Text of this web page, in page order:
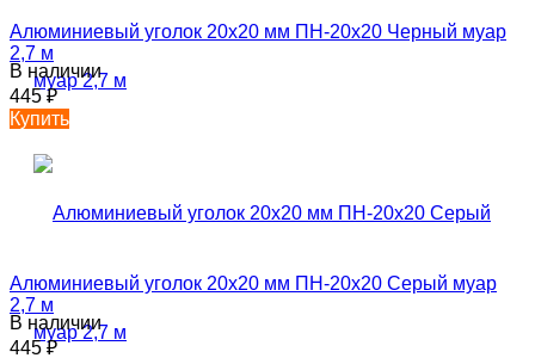
Алюминиевый уголок 20х20 мм ПН-20х20 Черный муар
2,7 м
В наличии
445₽
Купить
Алюминиевый уголок 20х20 мм ПН-20х20 Серый муар
2,7 м
В наличии
445₽